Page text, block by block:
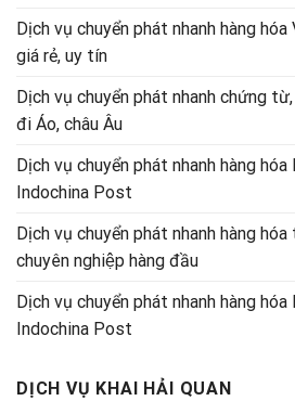
Dịch vụ chuyển phát nhanh hàng
giá rẻ, uy tín
Dịch vụ chuyển phát nhanh chứng
đi Áo, châu Âu
Dịch vụ chuyển phát nhanh hàng
Indochina Post
Dịch vụ chuyển phát nhanh hàng
chuyên nghiệp hàng đầu
Dịch vụ chuyển phát nhanh hàng
Indochina Post
DỊCH VỤ KHAI HẢI QUAN